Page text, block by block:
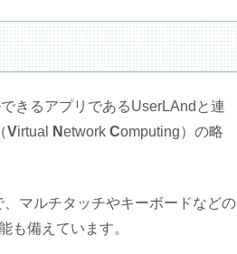
きるアプリであるUserLAndと連
Virtual Network Computing）の略
マルチタッチやキーボードなどの
も備えています。